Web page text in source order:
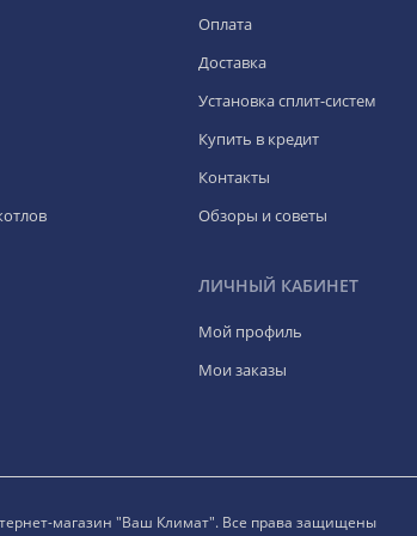
Оплата
Доставка
Установка сплит-систем
Купить в кредит
Контакты
Обзоры и советы
ЛИЧНЫЙ КАБИНЕТ
Мой профиль
Мои заказы
магазин "Ваш Климат". Все права защищены